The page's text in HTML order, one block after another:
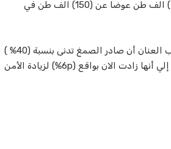
مما أثر على الصادر لعام 2024 حيث تم تصدير (40 ) الف طن عوضا عن (150) الف طن في
الطيب العنان أن صادر الصمغ تدنى بنسبة (40% )
من (120/150)الف طن كانت تصدر في العام منوها إلي أنها زادت الان بواقع (6p%) لزيادة الأمن